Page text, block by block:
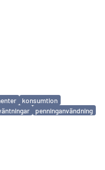
konsumtion
penninganvändning